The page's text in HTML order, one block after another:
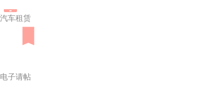
汽车租赁
电子请帖